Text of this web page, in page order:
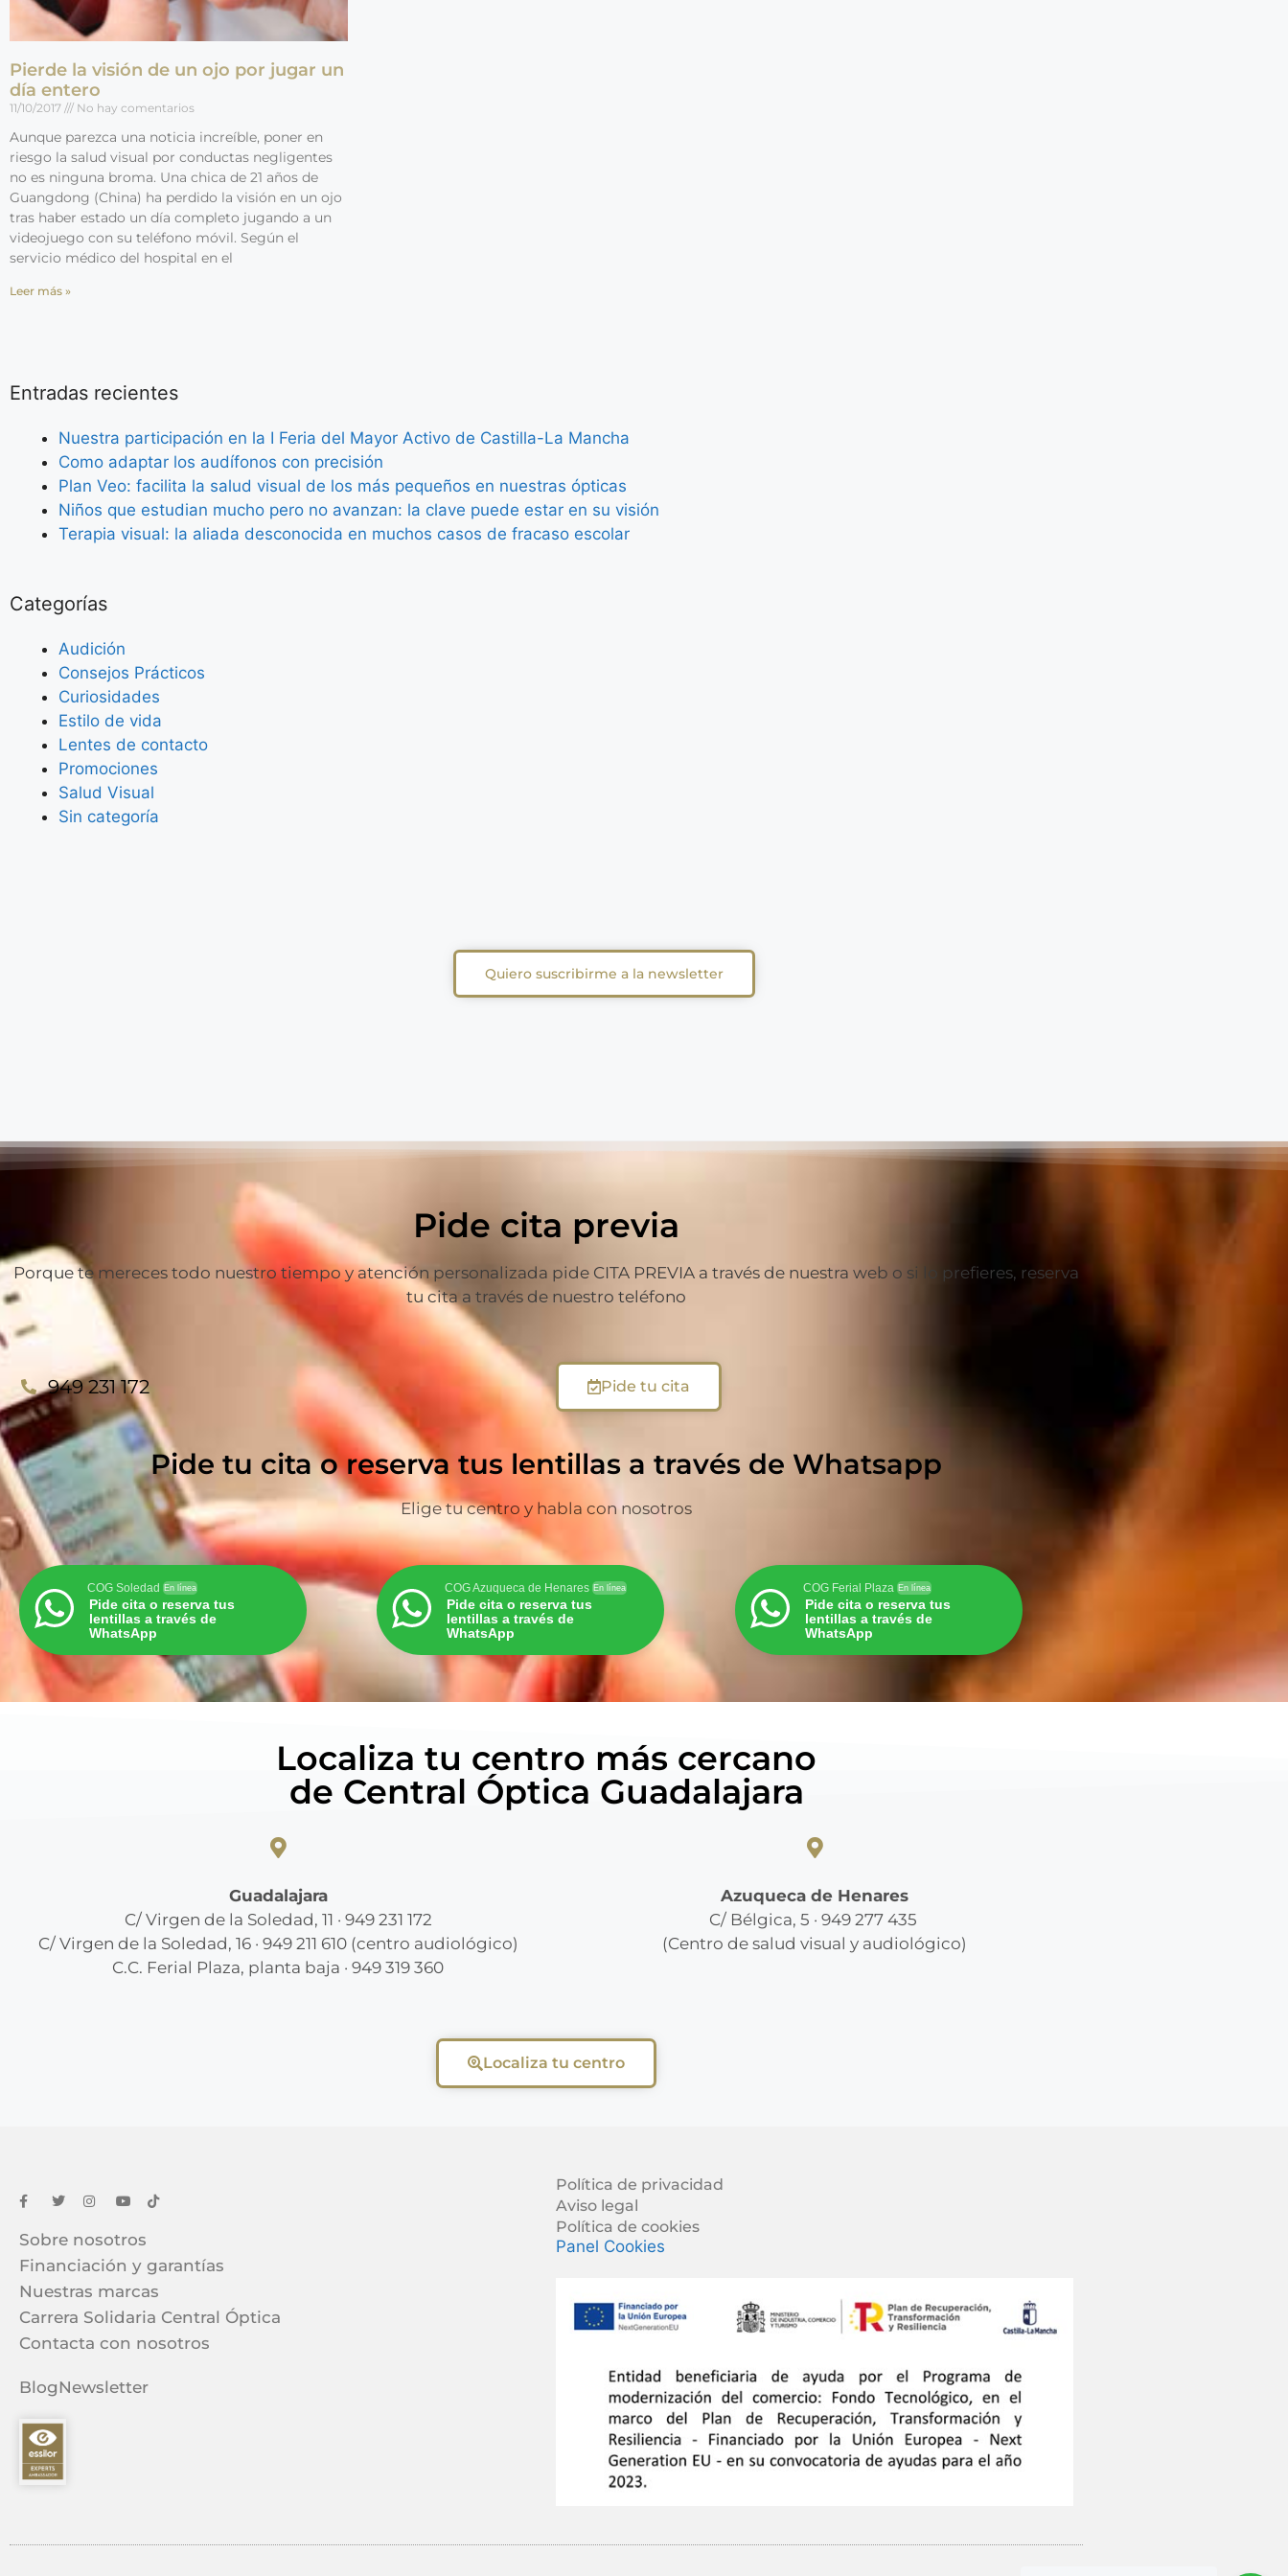
Pierde la visión de un ojo por jugar un
día entero
11/10/2017 No hay comentarios
Aunque parezca una noticia increíble, poner en
riesgo la salud visual por conductas negligentes
no es ninguna broma. Una chica de 21 años de
Guangdong (China) ha perdido la visión en un ojo
tras haber estado un día completo jugando a un
videojuego con su teléfono móvil. Según el
servicio médico del hospital en el
Leer más »
Entradas recientes
Nuestra participación en la I Feria del Mayor Activo de Castilla-La Mancha
Como adaptar los audífonos con precisión
Plan Veo: facilita la salud visual de los más pequeños en nuestras ópticas
Niños que estudian mucho pero no avanzan: la clave puede estar en su visión
Terapia visual: la aliada desconocida en muchos casos de fracaso escolar
Categorías
Audición
Consejos Prácticos
Curiosidades
Estilo de vida
Lentes de contacto
Promociones
Salud Visual
Sin categoría
Quiero suscribirme a la newsletter
Pide cita previa
Porque te mereces todo nuestro tiempo y atención personalizada pide CITA PREVIA a través de nuestra web o si lo prefieres, reserva
tu cita a través de nuestro teléfono
949 231 172 Pide tu cita
Pide tu cita o reserva tus lentillas a través de Whatsapp
Elige tu centro y habla con nosotros
COG Soledad En línea
Pide cita o reserva tus
lentillas a través de
WhatsApp
COG Azuqueca de Henares En línea
Pide cita o reserva tus
lentillas a través de
WhatsApp
COG Ferial Plaza En línea
Pide cita o reserva tus
lentillas a través de
WhatsApp
Localiza tu centro más cercano
de Central Óptica Guadalajara
Guadalajara
C/ Virgen de la Soledad, 11 · 949 231 172
C/ Virgen de la Soledad, 16 · 949 211 610 (centro audiológico)
C.C. Ferial Plaza, planta baja · 949 319 360
Azuqueca de Henares
C/ Bélgica, 5 · 949 277 435
(Centro de salud visual y audiológico)
Localiza tu centro
Sobre nosotros
Financiación y garantías
Nuestras marcas
Carrera Solidaria Central Óptica
Contacta con nosotros
BlogNewsletter
Política de privacidad
Aviso legal
Política de cookies
Panel Cookies